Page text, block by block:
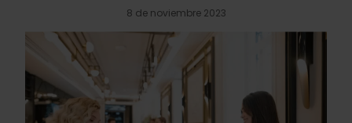
8 de noviembre 2023